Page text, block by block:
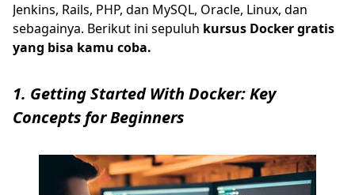
Jenkins, Rails, PHP, dan MySQL, Oracle, Linux, dan
sebagainya. Berikut ini sepuluh kursus Docker gratis
yang bisa kamu coba.
1. Getting Started With Docker: Key
Concepts for Beginners